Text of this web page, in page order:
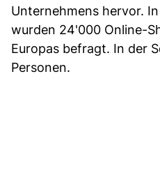
Unternehmens hervor.
wurden 24'000 Online-
Europas befragt. In der
Personen.